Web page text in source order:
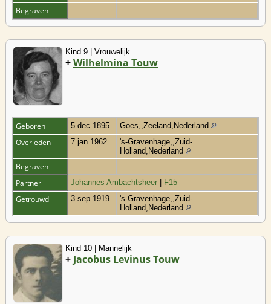
Begraven
Kind 9 | Vrouwelijk
+Wilhelmina Touw
Geboren 5 dec 1895 Goes,,Zeeland,Nederland
Overleden 7 jan 1962
's-Gravenhage,,Zuid-
Holland,Nederland
Begraven
Partner
Johannes Ambachtsheer F15
Getrouwd 3 sep 1919
's-Gravenhage,,Zuid-
Holland,Nederland
Kind 10 | Mannelijk
+ Jacobus Levinus Touw